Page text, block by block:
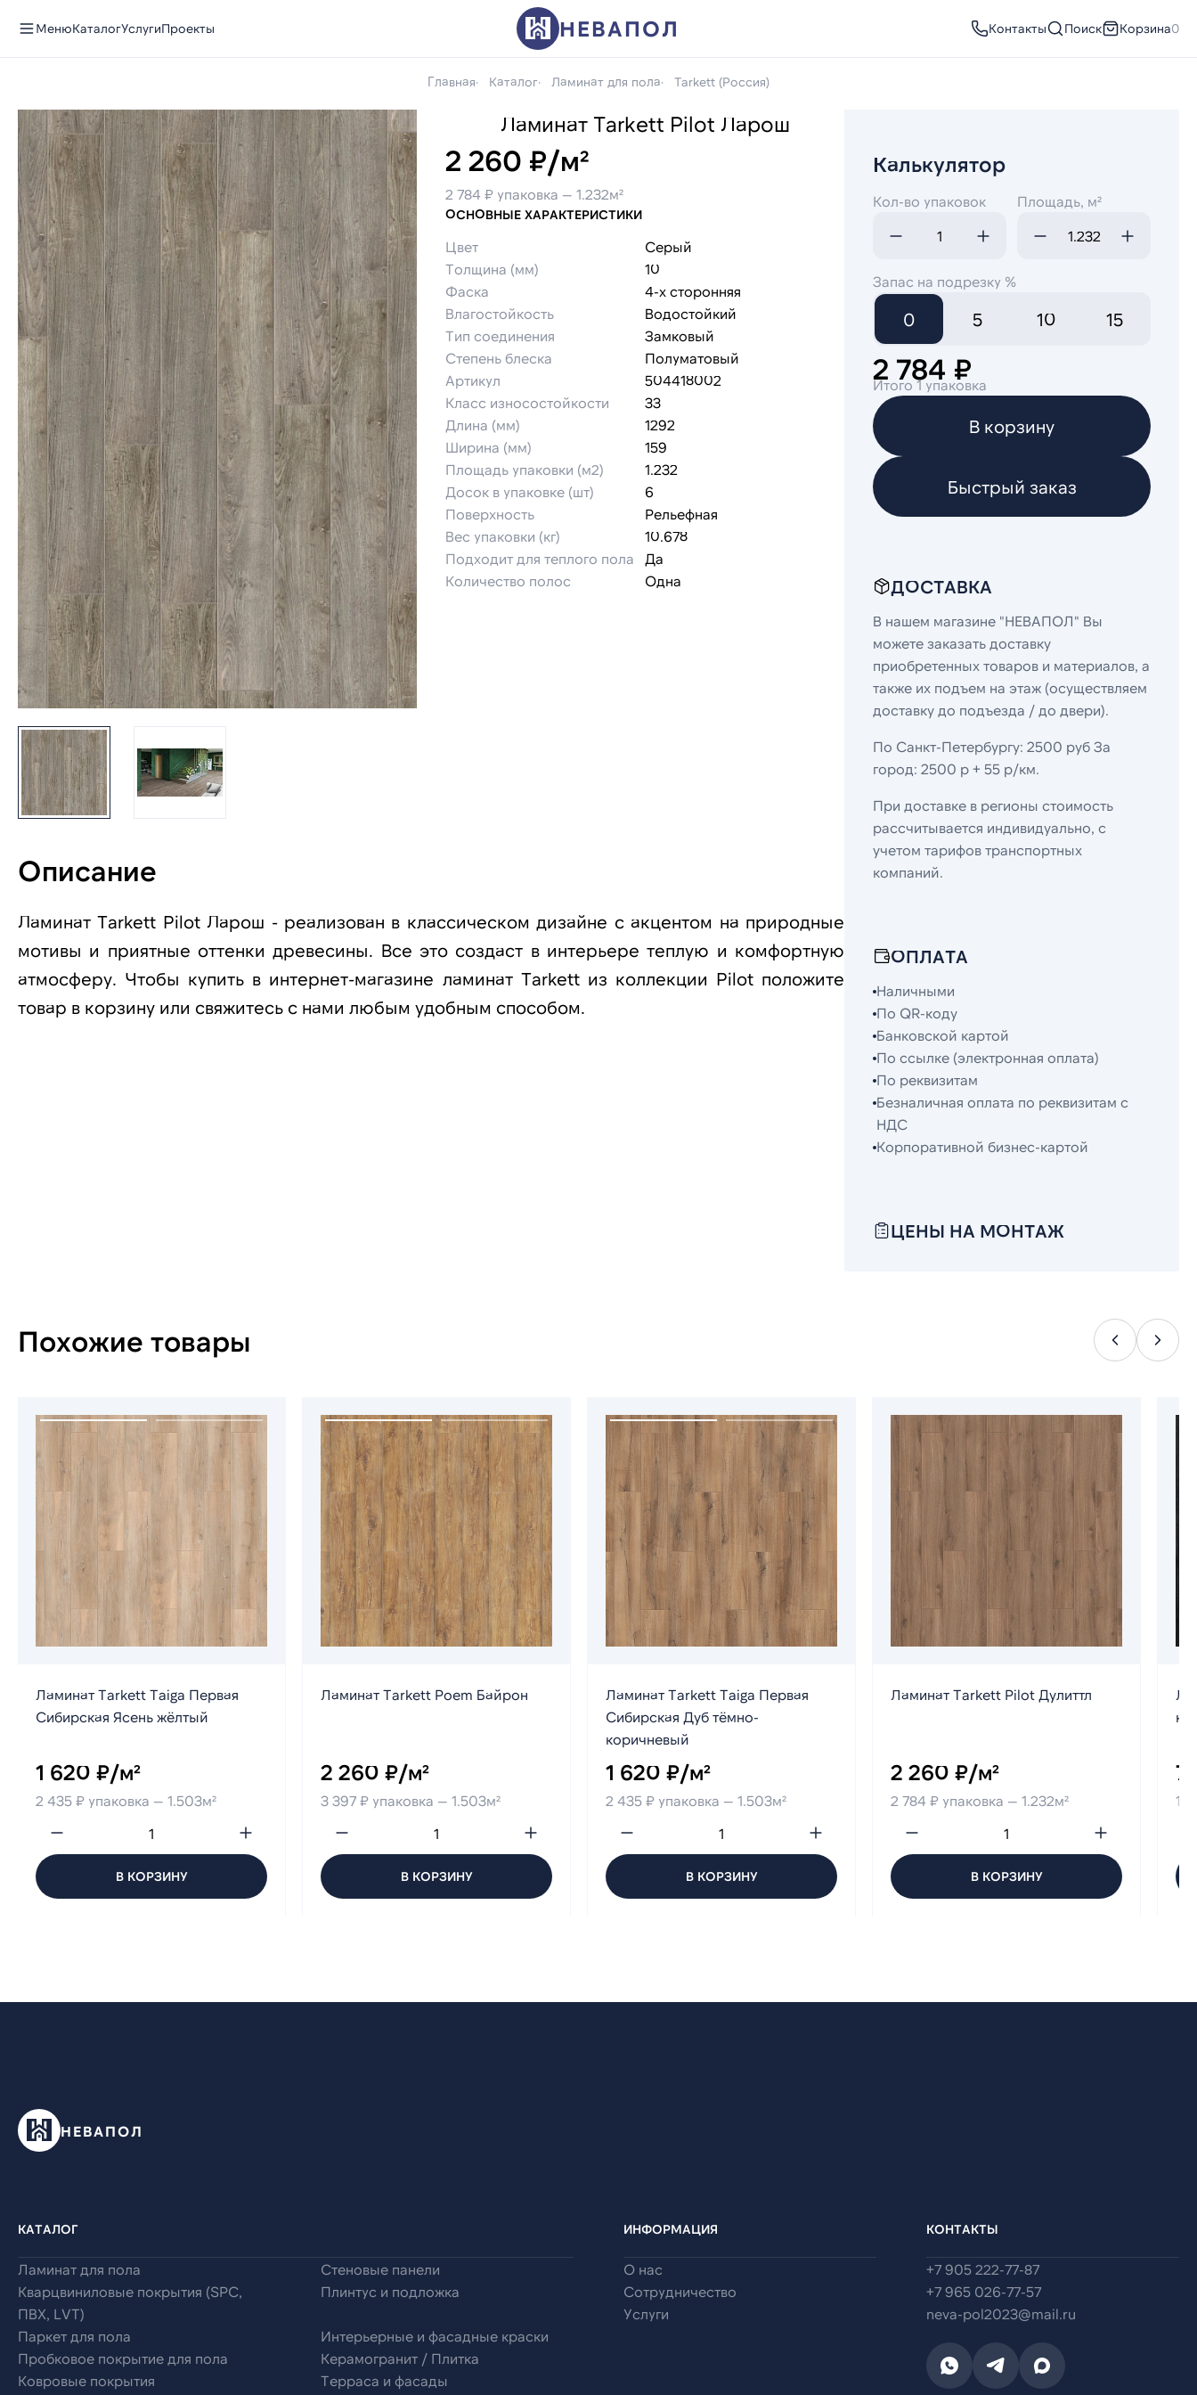
МенюКаталогУслугиПроекты НЕВАПОЛ Контакты Поиск Корзина0
Главная Каталог Ламинат для пола Tarkett (Россия)
Ламинат Tarkett Pilot Ларош
2 260 ₽/м²
2 784 ₽ упаковка — 1.232м²
ОСНОВНЫЕ ХАРАКТЕРИСТИКИ
Цвет
Серый
Толщина (мм)
10
Фаска
4-х сторонняя
Влагостойкость
Водостойкий
Тип соединения
Замковый
Степень блеска
Полуматовый
Артикул
504418002
Класс износостойкости
33
Длина (мм)
1292
Ширина (мм)
159
Площадь упаковки (м2)
1.232
Досок в упаковке (шт)
6
Поверхность
Рельефная
Вес упаковки (кг)
10.678
Подходит для теплого пола
Да
Количество полос
Одна
Описание
Ламинат Tarkett Pilot Ларош - реализован в классическом дизайне с акцентом на природные
мотивы и приятные оттенки древесины. Все это создаст в интерьере теплую и комфортную
атмосферу. Чтобы купить в интернет-магазине ламинат Tarkett из коллекции Pilot положите
товар в корзину или свяжитесь с нами любым удобным способом.
Калькулятор
Кол-во упаковок Площадь, м²
Запас на подрезку %
0 5 10 15
2 784 ₽
Итого 1 упаковка
В корзину
Быстрый заказ
ДОСТАВКА
В нашем магазине "НЕВАПОЛ" Вы
можете заказать доставку
приобретенных товаров и материалов, а
также их подъем на этаж (осуществляем
доставку до подъезда / до двери).
По Санкт-Петербургу: 2500 руб За
город: 2500 р + 55 р/км.
При доставке в регионы стоимость
рассчитывается индивидуально, с
учетом тарифов транспортных
компаний.
ОПЛАТА
Наличными
По QR-коду
Банковской картой
По ссылке (электронная оплата)
По реквизитам
Безналичная оплата по реквизитам с
НДС
Корпоративной бизнес-картой
ЦЕНЫ НА МОНТАЖ
Похожие товары
Ламинат Tarkett Taiga Первая
Сибирская Ясень жёлтый
1 620 ₽/м²
2 435 ₽ упаковка — 1.503м²
В КОРЗИНУ
Ламинат Tarkett Poem Байрон
2 260 ₽/м²
3 397 ₽ упаковка — 1.503м²
В КОРЗИНУ
Ламинат Tarkett Taiga Первая
Сибирская Дуб тёмно-
коричневый
1 620 ₽/м²
2 435 ₽ упаковка — 1.503м²
В КОРЗИНУ
Ламинат Tarkett Pilot Дулиттл
2 260 ₽/м²
2 784 ₽ упаковка — 1.232м²
В КОРЗИНУ
1
НЕВАПОЛ
КАТАЛОГ
Ламинат для пола
Кварцвиниловые покрытия (SPC,
ПВХ, LVT)
Паркет для пола
Пробковое покрытие для пола
Ковровые покрытия
Стеновые панели
Плинтус и подложка
Интерьерные и фасадные краски
Керамогранит / Плитка
Терраса и фасады
ИНФОРМАЦИЯ
О нас
Сотрудничество
Услуги
КОНТАКТЫ
+7 905 222-77-87
+7 965 026-77-57
neva-pol2023@mail.ru